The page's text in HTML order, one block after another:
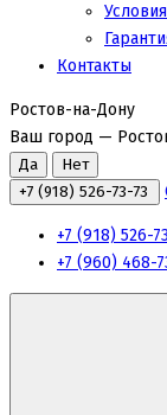
Контакты
Ростов-на-Дону
Ваш город —
+7 (918) 526-73-73
+7 (918) 526-
+7 (960) 468-